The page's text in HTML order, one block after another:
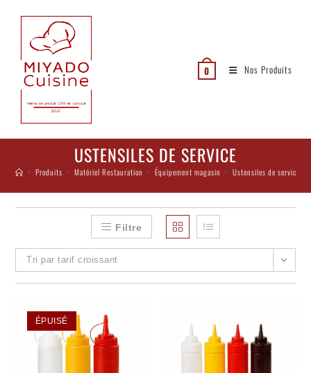
0 Nos Produits
USTENSILES DE SERVICE
> Produits > Matériel Restauration > Équipement magasin > Ustensiles de service
Filtre
Tri par tarif croissant
ÉPUISÉ